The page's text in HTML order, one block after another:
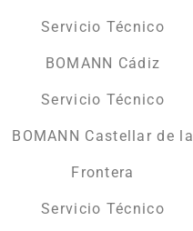
Servicio Técnico
BOMANN Cádiz
Servicio Técnico
BOMANN Castellar de la
Frontera
Servicio Técnico